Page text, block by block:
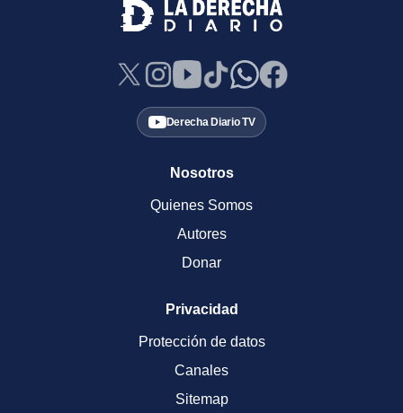
Derecha Diario TV
Nosotros
Quienes Somos
Autores
Donar
Privacidad
Protección de datos
Canales
Sitemap